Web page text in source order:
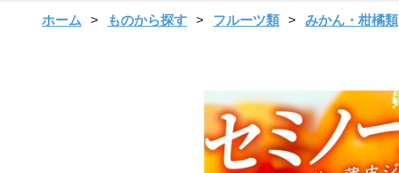
ホーム ものから探す フルーツ類 みかん・柑橘類